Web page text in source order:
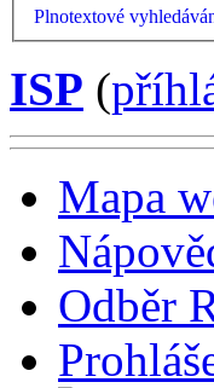
Plnotextové
ISP (
Mapa
Odběr